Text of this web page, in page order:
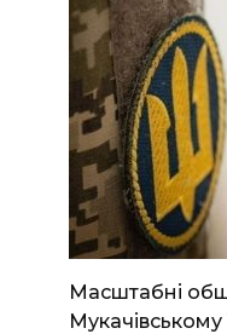
Масштабні